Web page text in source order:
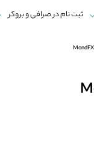
ثبت نام در صرافی و بروکر